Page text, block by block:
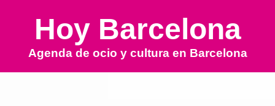
Hoy Barcelona
Agenda de ocio y cultura en Barcelona